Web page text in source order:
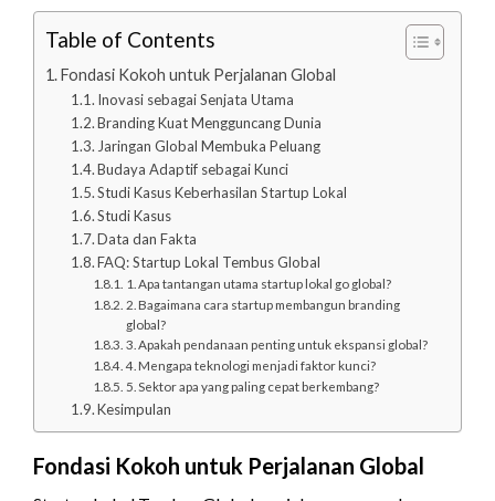
Table of Contents
Fondasi Kokoh untuk Perjalanan Global
Inovasi sebagai Senjata Utama
Branding Kuat Mengguncang Dunia
Jaringan Global Membuka Peluang
Budaya Adaptif sebagai Kunci
Studi Kasus Keberhasilan Startup Lokal
Studi Kasus
Data dan Fakta
FAQ: Startup Lokal Tembus Global
1. Apa tantangan utama startup lokal go global?
2. Bagaimana cara startup membangun branding
global?
3. Apakah pendanaan penting untuk ekspansi global?
4. Mengapa teknologi menjadi faktor kunci?
5. Sektor apa yang paling cepat berkembang?
Kesimpulan
Fondasi Kokoh untuk Perjalanan Global